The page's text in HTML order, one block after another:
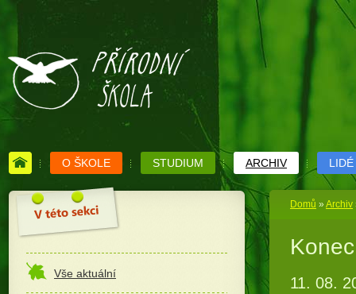
O ŠKOLE STUDIUM ARCHIV LIDÉ
Vše aktuální
Domů » Archiv
11. 08.